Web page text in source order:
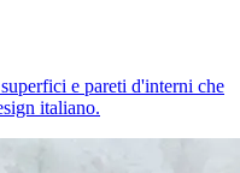
e pareti d'interni che
italiano.